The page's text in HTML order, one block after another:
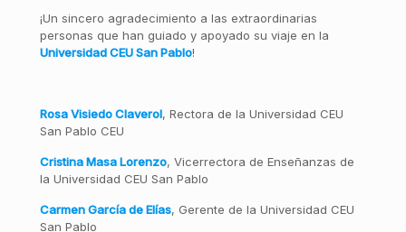
¡Un sincero agradecimiento a las extraordinarias
personas que han guiado y apoyado su viaje en la
Universidad CEU San Pablo!
Rosa Visiedo Claverol, Rectora de la Universidad CEU
San Pablo CEU
Cristina Masa Lorenzo, Vicerrectora de Enseñanzas de
la Universidad CEU San Pablo
Carmen García de Elías, Gerente de la Universidad CEU
San Pablo